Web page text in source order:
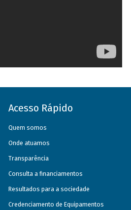
Acesso Rápido
Quem somos
Onde atuamos
Transparência
Consulta a financiamentos
Resultados para a sociedade
Credenciamento de Equipamentos